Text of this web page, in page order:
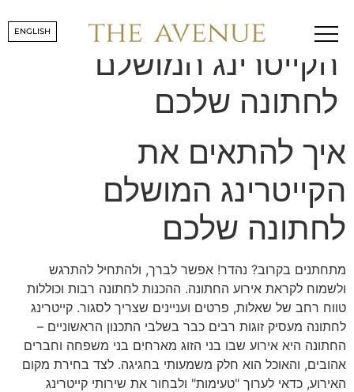
ENGLISH
איך להתאים את
הקייטרינג המושלם
לחתונה שלכם
איך להתאים את
הקייטרינג המושלם
לחתונה שלכם
מתחתנים בקרוב? נהדר! אפשר לברך, ולהתחיל להתרגש
ולשמוח לקראת אירוע החתונה. ההכנות לחתונה רבות וכוללות
טווח רחב של שאלות, פרטים ועניינים שצריך לסגור. קייטרינג
לחתונה מעסיק זוגות רבים כבר בשלבי התכנון הראשוניים –
החתונה היא אירוע שבו בני הזוג מארחים בני משפחה וחברים
אהובים, והאוכל הוא חלק משמעותי בחגיגה. לצד בחירת מקום
האירוע, כדאי לערוך "טעימות" ולבחור את שירותי קייטרינג